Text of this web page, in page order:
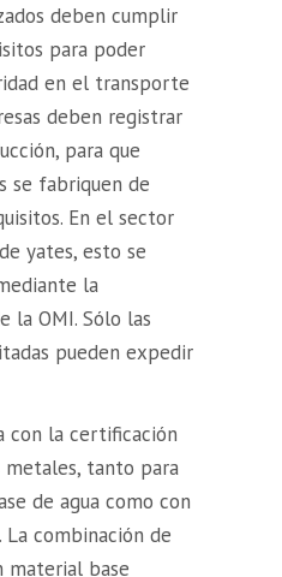
deben cumplir
para poder
en el transporte
deben registrar
para que
se fabriquen de
En el sector
yates, esto se
la
la OMI. Sólo las
pueden expedir
con la certificación
tanto para
de agua como con
combinación de
material base